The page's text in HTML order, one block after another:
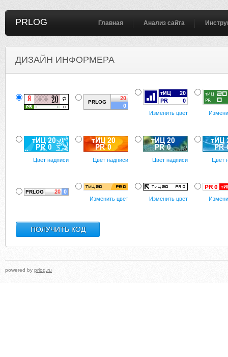
PRLOG Главная Анализ сайта
ДИЗАЙН ИНФОРМЕРА
Изменить цвет
Цвет надписи Цвет надписи Цвет надписи Цвет
Изменить цвет Изменить цвет
powered by prlog.ru